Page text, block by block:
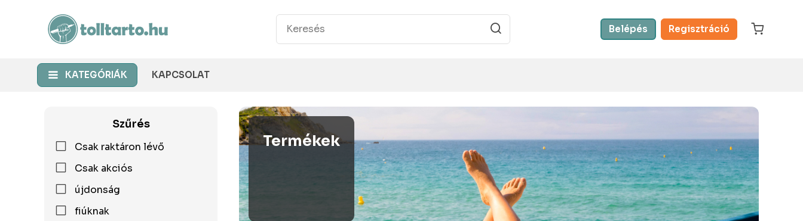
Belépés Regisztráció
KATEGÓRIÁK KAPCSOLAT
Szűrés
Csak raktáron lévő
Csak akciós
újdonság
fiúknak
Termékek